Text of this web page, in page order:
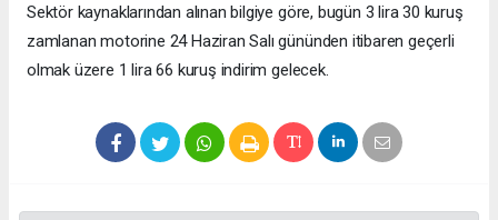
Sektör kaynaklarından alınan bilgiye göre, bugün 3 lira 30 kuruş
zamlanan motorine 24 Haziran Salı gününden itibaren geçerli
olmak üzere 1 lira 66 kuruş indirim gelecek.